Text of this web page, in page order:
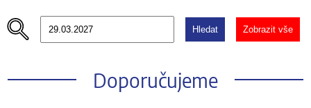
Hledat Zobrazit vše
Doporučujeme